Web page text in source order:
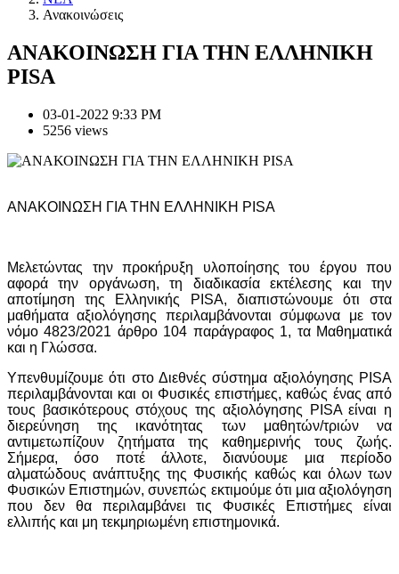
Ανακοινώσεις
ΑΝΑΚΟΙΝΩΣΗ ΓΙΑ ΤΗΝ ΕΛΛΗΝΙΚΗ
PISA
03-01-2022 9:33 PM
5256 views
ΑΝΑΚΟΙΝΩΣΗ ΓΙΑ ΤΗΝ ΕΛΛΗΝΙΚΗ PISA
Μελετώντας την προκήρυξη υλοποίησης του έργου που
αφορά την οργάνωση, τη διαδικασία εκτέλεσης και την
αποτίμηση της Ελληνικής PISA, διαπιστώνουμε ότι στα
μαθήματα αξιολόγησης περιλαμβάνονται σύμφωνα με τον
νόμο 4823/2021 άρθρο 104 παράγραφος 1, τα Μαθηματικά
και η Γλώσσα.
Υπενθυμίζουμε ότι στο Διεθνές σύστημα αξιολόγησης PISA
περιλαμβάνονται και οι Φυσικές επιστήμες, καθώς ένας από
τους βασικότερους στόχους της αξιολόγησης PISA είναι η
διερεύνηση της ικανότητας των μαθητών/τριών να
αντιμετωπίζουν ζητήματα της καθημερινής τους ζωής.
Σήμερα, όσο ποτέ άλλοτε, διανύουμε μια περίοδο
αλματώδους ανάπτυξης της Φυσικής καθώς και όλων των
Φυσικών Επιστημών, συνεπώς εκτιμούμε ότι μια αξιολόγηση
που δεν θα περιλαμβάνει τις Φυσικές Επιστήμες είναι
ελλιπής και μη τεκμηριωμένη επιστημονικά.